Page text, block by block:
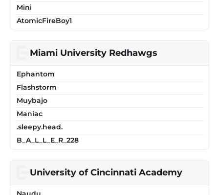
Mini
AtomicFireBoy1
Miami University Redhawgs
Ephantom
Flashstorm
Muybajo
Maniac
.sleepy.head.
B_A_L_L_E_R_228
University of Cincinnati Academy